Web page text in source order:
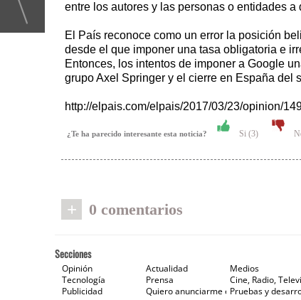
entre los autores y las personas o entidades
El País reconoce como un error la posición
desde el que imponer una tasa obligatoria e
Entonces, los intentos de imponer a Google
grupo Axel Springer y el cierre en España del
http://elpais.com/elpais/2017/03/23/opinion/
¿Te ha parecido interesante esta noticia? Si (3)
+ 0 comentarios
Secciones
Opinión Actualidad Medios
Tecnología
Prensa Cine, Radio,
Publicidad
Quiero anunciarme en Gaceta de
Pruebas y